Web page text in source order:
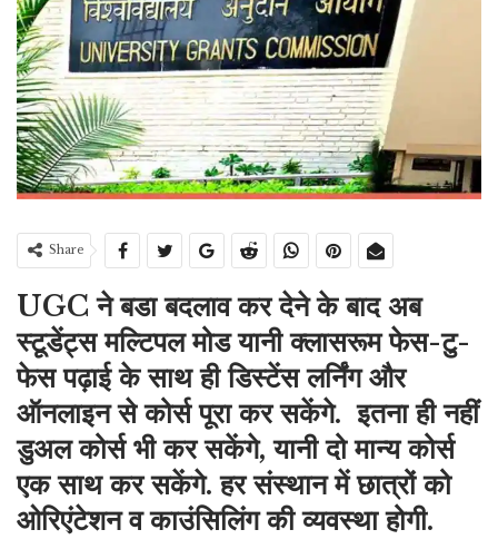
Share
UGC ने बडा बदलाव कर देने के बाद अब
स्टूडेंट्स मल्टिपल मोड यानी क्लासरूम फेस-टु-
फेस पढ़ाई के साथ ही डिस्टेंस लर्निंग और
ऑनलाइन से कोर्स पूरा कर सकेंगे. इतना ही नहीं
डुअल कोर्स भी कर सकेंगे, यानी दो मान्य कोर्स
एक साथ कर सकेंगे. हर संस्थान में छात्रों को
ओरिएंटेशन व काउंसिलिंग की व्यवस्था होगी.